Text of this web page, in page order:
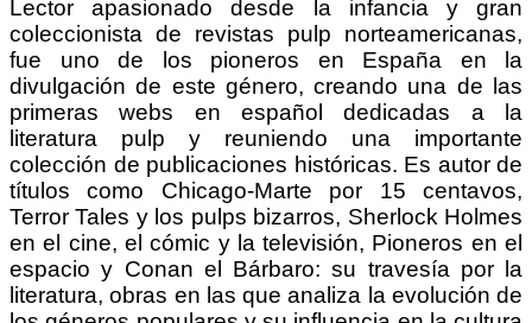
Lector apasionado desde la infancia y gran
coleccionista de revistas pulp norteamericanas,
fue uno de los pioneros en España en la
divulgación de este género, creando una de las
primeras webs en español dedicadas a la
literatura pulp y reuniendo una importante
colección de publicaciones históricas. Es autor de
títulos como Chicago-Marte por 15 centavos,
Terror Tales y los pulps bizarros, Sherlock Holmes
en el cine, el cómic y la televisión, Pioneros en el
espacio y Conan el Bárbaro: su travesía por la
literatura, obras en las que analiza la evolución de